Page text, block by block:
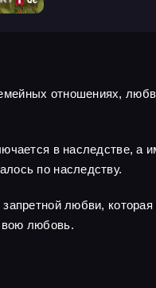
отношениях,
в наследстве, а
по наследству.
любви,
любовь.